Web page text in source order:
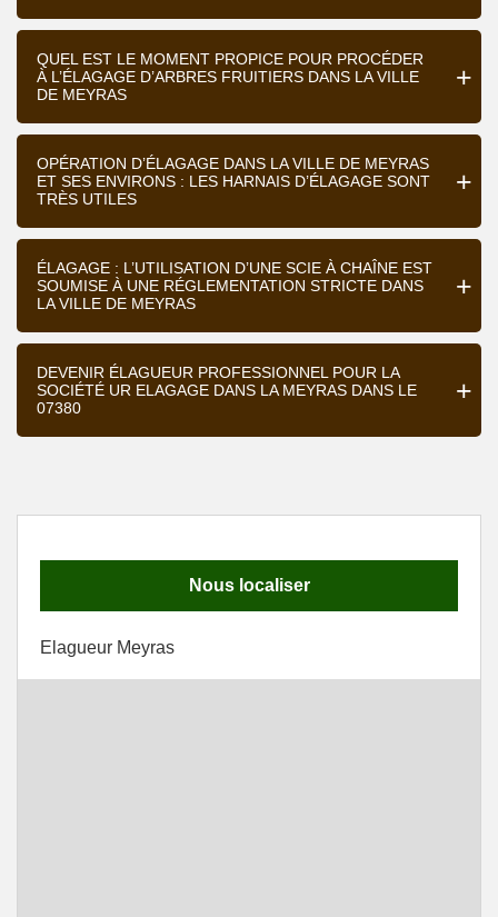
QUEL EST LE MOMENT PROPICE POUR PROCÉDER
À L’ÉLAGAGE D’ARBRES FRUITIERS DANS LA VILLE
DE MEYRAS
OPÉRATION D’ÉLAGAGE DANS LA VILLE DE MEYRAS
ET SES ENVIRONS : LES HARNAIS D’ÉLAGAGE SONT
TRÈS UTILES
ÉLAGAGE : L’UTILISATION D’UNE SCIE À CHAÎNE EST
SOUMISE À UNE RÉGLEMENTATION STRICTE DANS
LA VILLE DE MEYRAS
DEVENIR ÉLAGUEUR PROFESSIONNEL POUR LA
SOCIÉTÉ UR ELAGAGE DANS LA MEYRAS DANS LE
07380
Nous localiser
Elagueur Meyras